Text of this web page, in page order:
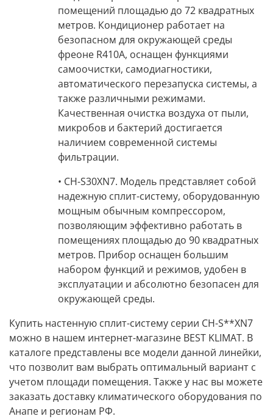
помещений площадьюдо 72 квадратных
метров. Кондиционер работает на
безопасном для окружающей среды
фреоне R410A, оснащен функциями
самоочистки, самодиагностики,
автоматического перезапуска системы, а
также различными режимами.
Качественная очистка воздуха от пыли,
микробов и бактерий достигается
наличием современной системы
фильтрации.
• CH-S30XN7. Модель представляет собой
надежную сплит-систему, оборудованную
мощным обычным компрессором,
позволяющим эффективно работать в
помещениях площадьюдо 90 квадратных
метров. Прибор оснащен большим
набором функций и режимов, удобен в
эксплуатации и абсолютно безопасен для
окружающей среды.
Купить настенную сплит-систему серии CH-S**XN7
можно в нашем интернет-магазине BEST KLIMAT. В
каталоге представлены все модели данной линейки,
что позволит вам выбрать оптимальный вариант с
учетом площади помещения. Также у нас вы можете
заказатьдоставку климатического оборудования по
Анапе и регионам РФ.